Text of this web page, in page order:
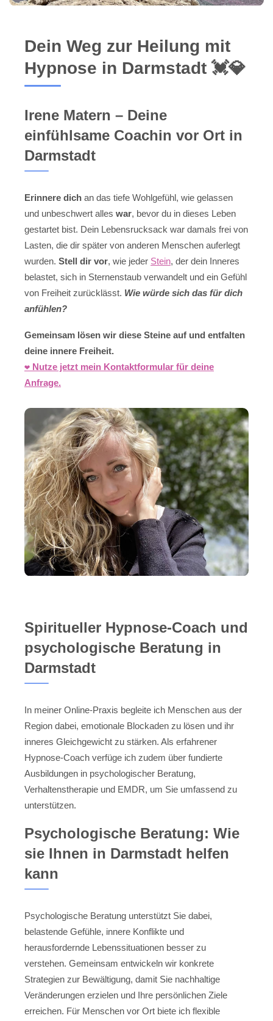
Dein Weg zur Heilung mit
Hypnose in Darmstadt 💓️💎
Irene Matern – Deine
einfühlsame Coachin vor Ort in
Darmstadt
Erinnere dich an das tiefe Wohlgefühl, wie gelassen
und unbeschwert alles war, bevor du in dieses Leben
gestartet bist. Dein Lebensrucksack war damals frei von
Lasten, die dir später von anderen Menschen auferlegt
wurden. Stell dir vor, wie jeder Stein, der dein Inneres
belastet, sich in Sternenstaub verwandelt und ein Gefühl
von Freiheit zurücklässt. Wie würde sich das für dich
anfühlen?
Gemeinsam lösen wir diese Steine auf und entfalten
deine innere Freiheit.
❤️ Nutze jetzt mein Kontaktformular für deine
Anfrage.
Spiritueller Hypnose-Coach und
psychologische Beratung in
Darmstadt
In meiner Online-Praxis begleite ich Menschen aus der
Region dabei, emotionale Blockaden zu lösen und ihr
inneres Gleichgewicht zu stärken. Als erfahrener
Hypnose-Coach verfüge ich zudem über fundierte
Ausbildungen in psychologischer Beratung,
Verhaltenstherapie und EMDR, um Sie umfassend zu
unterstützen.
Psychologische Beratung: Wie
sie Ihnen in Darmstadt helfen
kann
Psychologische Beratung unterstützt Sie dabei,
belastende Gefühle, innere Konflikte und
herausfordernde Lebenssituationen besser zu
verstehen. Gemeinsam entwickeln wir konkrete
Strategien zur Bewältigung, damit Sie nachhaltige
Veränderungen erzielen und Ihre persönlichen Ziele
erreichen. Für Menschen vor Ort biete ich flexible